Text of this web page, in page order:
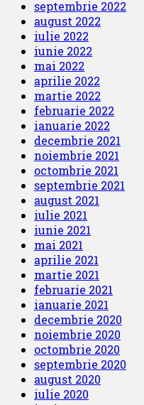
septembrie 2022
august 2022
iulie 2022
iunie 2022
mai 2022
aprilie 2022
martie 2022
februarie 2022
ianuarie 2022
decembrie 2021
noiembrie 2021
octombrie 2021
septembrie 2021
august 2021
iulie 2021
iunie 2021
mai 2021
aprilie 2021
martie 2021
februarie 2021
ianuarie 2021
decembrie 2020
noiembrie 2020
octombrie 2020
septembrie 2020
august 2020
iulie 2020